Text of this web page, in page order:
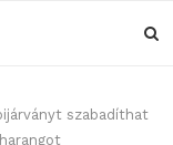
szabadíthat